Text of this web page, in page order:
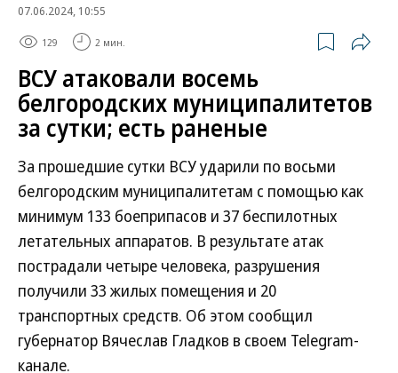
07.06.2024, 10:55
129 2 мин.
ВСУ атаковали восемь
белгородских муниципалитетов
за сутки; есть раненые
За прошедшие сутки ВСУ ударили по восьми
белгородским муниципалитетам с помощью как
минимум 133 боеприпасов и 37 беспилотных
летательных аппаратов. В результате атак
пострадали четыре человека, разрушения
получили 33 жилых помещения и 20
транспортных средств. Об этом сообщил
губернатор Вячеслав Гладков в своем Telegram-
канале.